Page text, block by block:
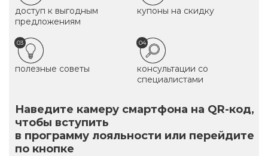
доступ к выгодным
предложениям
купоны на скидку
03
полезные советы
04
консультации со
специалистами
Наведите камеру смартфона на QR-код,
чтобы вступить
в программу лояльности или перейдите
по кнопке